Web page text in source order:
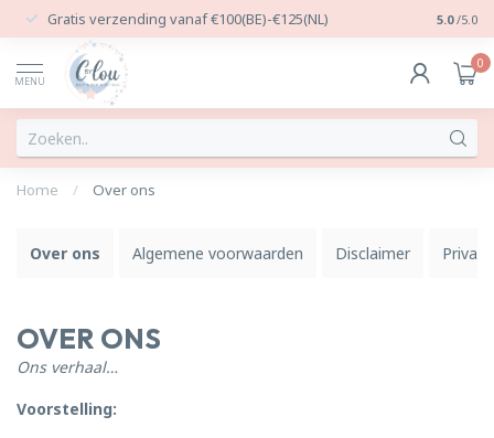
Gratis verzending vanaf €100(BE)-€125(NL) 24/7
5.0 /5.0
MENU
0
Home / Over ons
Over ons Algemene voorwaarden Disclaimer
OVER ONS
Ons verhaal…
Voorstelling: